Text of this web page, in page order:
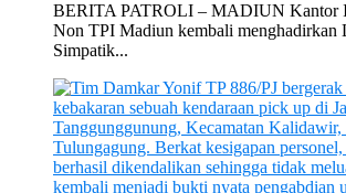
BERITA PATROLI – MADIUN Kantor
Non TPI Madiun kembali menghadirkan
Simpatik...